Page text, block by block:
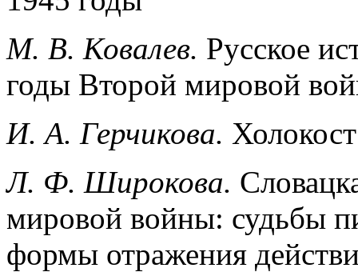
М. В. Ковалев. Русское
годы Второй мировой
И. А. Герчикова.
Л. Ф. Широкова.
мировой войны: судьбы
формы отражения